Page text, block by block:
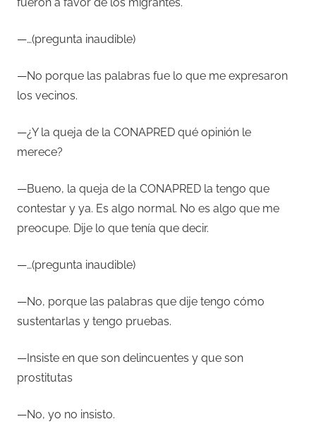
—…(pregunta inaudible)
—No porque las palabras fue lo que me expresaron
los vecinos.
—¿Y la queja de la CONAPRED qué opinión le
merece?
—Bueno, la queja de la CONAPRED la tengo que
contestar y ya. Es algo normal. No es algo que me
preocupe. Dije lo que tenía que decir.
—…(pregunta inaudible)
—No, porque las palabras que dije tengo cómo
sustentarlas y tengo pruebas.
—Insiste en que son delincuentes y que son
prostitutas
—No, yo no insisto.